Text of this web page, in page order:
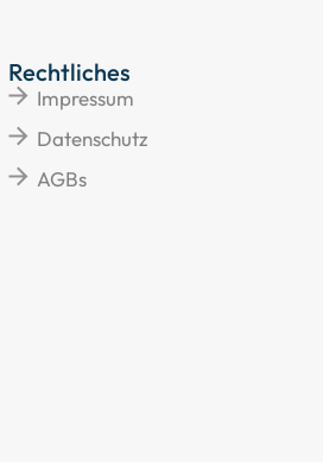
Rechtliches
Impressum
Datenschutz
AGBs